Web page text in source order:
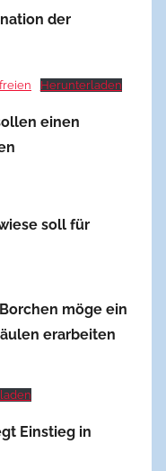
der
Herunterladen
einen
soll für
möge ein
erarbeiten
Einstieg in